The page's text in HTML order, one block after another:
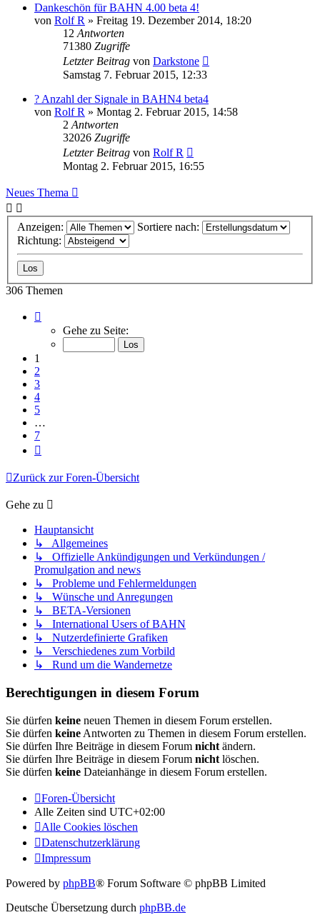
Dankeschön für BAHN 4.00 beta 4!
von Rolf R » Freitag 19. Dezember 2014, 18:20
12 Antworten
71380 Zugriffe
Letzter Beitrag von Darkstone
Samstag 7. Februar 2015, 12:33
? Anzahl der Signale in BAHN4 beta4
von Rolf R » Montag 2. Februar 2015, 14:58
2 Antworten
32026 Zugriffe
Letzter Beitrag von Rolf R
Montag 2. Februar 2015, 16:55
Neues Thema
Anzeigen:
Sortiere nach:
Richtung:
306 Themen
von
Gehe zu Seite:
1
2
3
4
5
…
7
Zurück zur Foren-Übersicht
Gehe zu
Hauptansicht
↳ Allgemeines
↳ Offizielle Ankündigungen und Verkündungen /
Promulgation and news
↳ Probleme und Fehlermeldungen
↳ Wünsche und Anregungen
↳ BETA-Versionen
↳ International Users of BAHN
↳ Nutzerdefinierte Grafiken
↳ Verschiedenes zum Vorbild
↳ Rund um die Wandernetze
Berechtigungen in diesem Forum
Sie dürfen keine neuen Themen in diesem Forum erstellen.
Sie dürfen keine Antworten zu Themen in diesem Forum erstellen.
Sie dürfen Ihre Beiträge in diesem Forum nicht ändern.
Sie dürfen Ihre Beiträge in diesem Forum nicht löschen.
Sie dürfen keine Dateianhänge in diesem Forum erstellen.
Foren-Übersicht
Alle Zeiten sind UTC+02:00
Alle Cookies löschen
Datenschutzerklärung
Impressum
Powered by phpBB® Forum Software © phpBB Limited
Deutsche Übersetzung durch phpBB.de